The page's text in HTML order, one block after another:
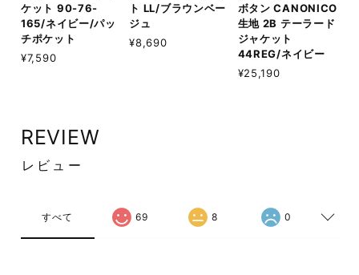
ケット 90-76-
165/ネイビー/パッ
チポケット
¥7,590
ト LL/ブラウンベー
ジュ
¥8,690
ボタン CANONICO
生地 2B テーラード
ジャケット
44REG/ネイビー
¥25,190
REVIEW
レビュー
すべて 69 8 0